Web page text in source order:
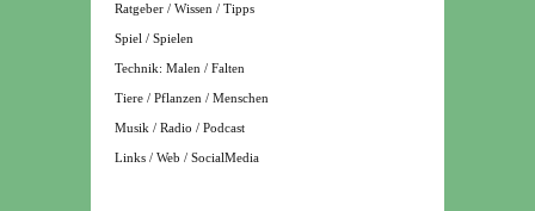
Ratgeber / Wissen / Tipps
Spiel / Spielen
Technik: Malen / Falten
Tiere / Pflanzen / Menschen
Musik / Radio / Podcast
Links / Web / SocialMedia